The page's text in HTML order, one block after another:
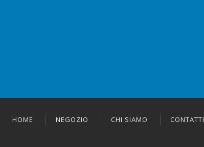
HOME NEGOZIO CHI SIAMO CONTATTI